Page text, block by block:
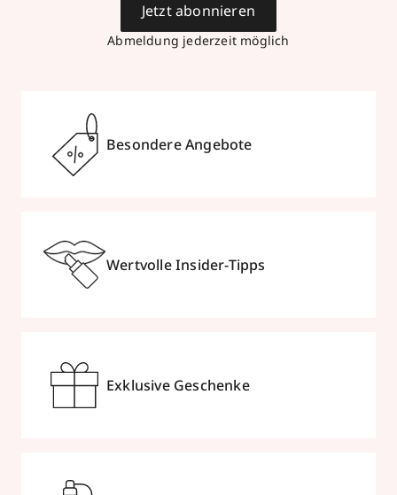
Abmeldung jederzeit möglich
Jetzt abonnieren
Besondere Angebote
Wertvolle Insider-Tipps
Exklusive Geschenke